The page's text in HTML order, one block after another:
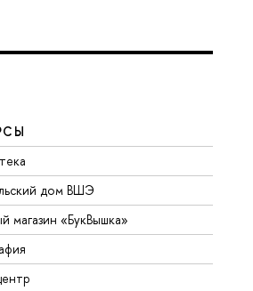
дом ВШЭ
магазин «БукВышка»